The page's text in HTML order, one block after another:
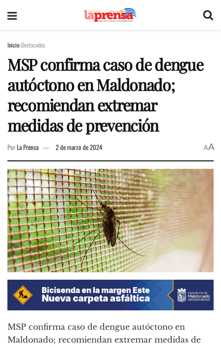
Inicio Destacados
MSP confirma caso de dengue
autóctono en Maldonado;
recomiendan extremar
medidas de prevención
PorLa Prensa 2 de marzo de 2024 AA
MSP confirma caso de dengue autóctono en
Maldonado; recomiendan extremar medidas de